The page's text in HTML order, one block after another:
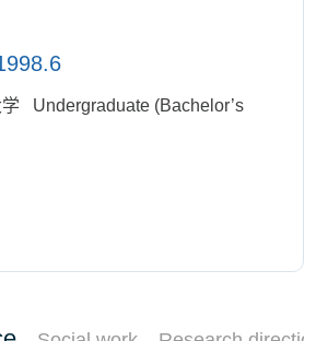
Undergraduate (Bachelor’s